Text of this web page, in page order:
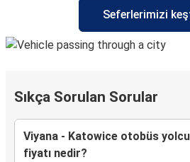
Seferlerimizi
Sıkça Sorulan Sorular
Viyana - Katowice otobüs
fiyatı nedir?